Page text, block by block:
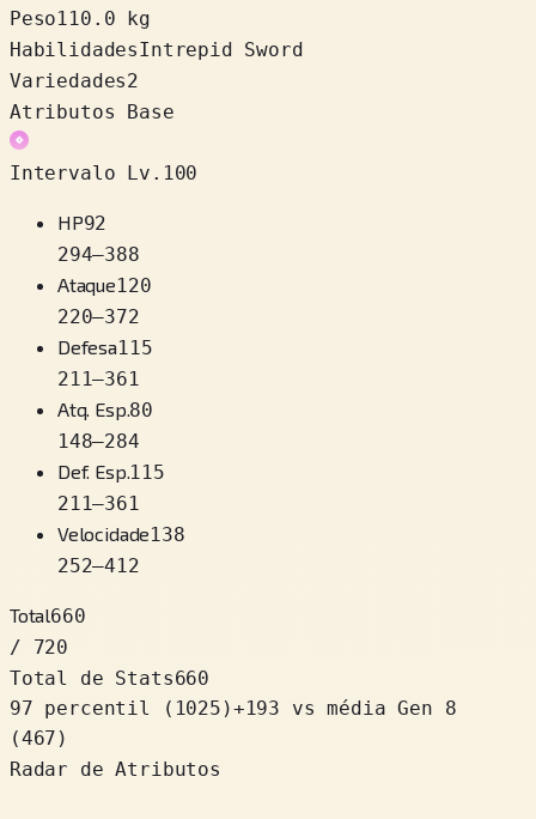
Peso110.0 kg
HabilidadesIntrepid Sword
Variedades2
Atributos Base
Intervalo Lv.100
HP92
294–388
Ataque120
220–372
Defesa115
211–361
Atq. Esp.80
148–284
Def. Esp.115
211–361
Velocidade138
252–412
Total660
/ 720
Total de Stats660
97 percentil
( 1025 )+193
vs média Gen 8
(467)
Radar de Atributos